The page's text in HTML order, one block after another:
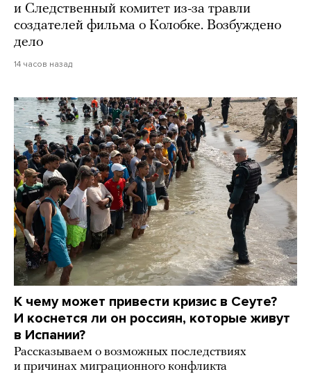
и Следственный комитет из-за травли
создателей фильма о Колобке. Возбуждено
дело
14 часов назад
К чему может привести кризис в Сеуте?
И коснется ли он россиян, которые живут
в Испании?
Рассказываем о возможных последствиях
и причинах миграционного конфликта